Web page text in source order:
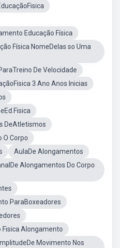
Educação Física
Física NomeDelas so Uma
De Velocidade
3 Ano Anos Inicias
DeAtletismos
O Corpo
AulaDe Alongamentos
Alongamentos Do Corpo
ParaBoxeadores
Fisica Alongamento
Movimento Nos